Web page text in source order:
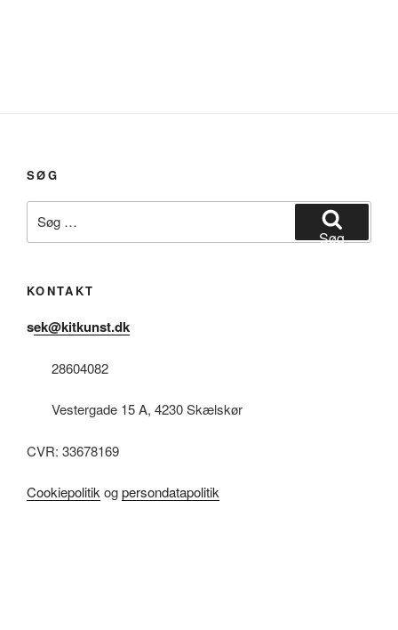
SØG
efter:
Søg
KONTAKT
sek@kitkunst.dk
28604082
Vestergade 15 A, 4230 Skælskør
CVR: 33678169
Cookiepolitik ogpersondatapolitik